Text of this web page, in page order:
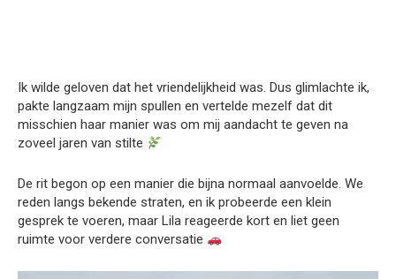
Ik wilde geloven dat het vriendelijkheid was. Dus glimlachte ik,
pakte langzaam mijn spullen en vertelde mezelf dat dit
misschien haar manier was om mij aandacht te geven na
zoveel jaren van stilte
De rit begon op een manier die bijna normaal aanvoelde. We
reden langs bekende straten, en ik probeerde een klein
gesprek te voeren, maar Lila reageerde kort en liet geen
ruimte voor verdere conversatie